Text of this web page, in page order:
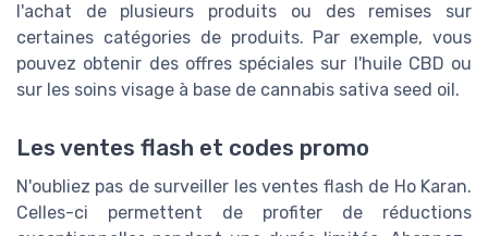
l'achat de plusieurs produits ou des remises sur
certaines catégories de produits. Par exemple, vous
pouvez obtenir des offres spéciales sur l'huile CBD ou
sur les soins visage à base de cannabis sativa seed oil.
Les ventes flash et codes promo
N'oubliez pas de surveiller les ventes flash de Ho Karan.
Celles-ci permettent de profiter de réductions